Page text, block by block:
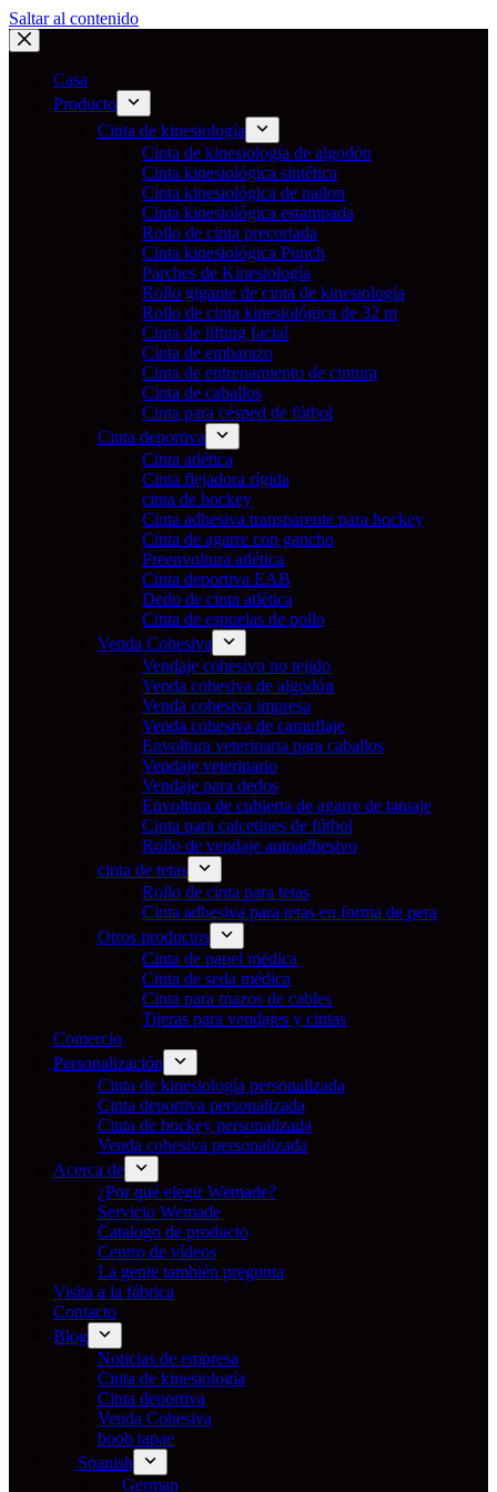
Saltar al contenido
Casa
Producto
Cinta de kinesiología
Cinta de kinesiología de algodón
Cinta kinesiológica sintética
Cinta kinesiológica de nailon
Cinta kinesiológica estampada
Rollo de cinta precortada
Cinta kinesiológica Punch
Parches de Kinesiología
Rollo gigante de cinta de kinesiología
Rollo de cinta kinesiológica de 32 m
Cinta de lifting facial
Cinta de embarazo
Cinta de entrenamiento de cintura
Cinta de caballos
Cinta para césped de fútbol
Cinta deportiva
Cinta atlética
Cinta flejadora rígida
cinta de hockey
Cinta adhesiva transparente para hockey
Cinta de agarre con gancho
Preenvoltura atlética
Cinta deportiva EAB
Dedo de cinta atlética
Cinta de espuelas de pollo
Venda Cohesiva
Vendaje cohesivo no tejido
Venda cohesiva de algodón
Venda cohesiva impresa
Venda cohesiva de camuflaje
Envoltura veterinaria para caballos
Vendaje veterinario
Vendaje para dedos
Envoltura de cubierta de agarre de tatuaje
Cinta para calcetines de fútbol
Rollo de vendaje autoadhesivo
cinta de tetas
Rollo de cinta para tetas
Cinta adhesiva para tetas en forma de pera
Otros productos
Cinta de papel médica
Cinta de seda médica
Cinta para mazos de cables
Tijeras para vendajes y cintas
Comercio
Personalización
Cinta de kinesiología personalizada
Cinta deportiva personalizada
Cinta de hockey personalizada
Venda cohesiva personalizada
Acerca de
¿Por qué elegir Wemade?
Servicio Wemade
Catalogo de producto
Centro de vídeos
La gente también pregunta
Visita a la fábrica
Contacto
Blog
Noticias de empresa
Cinta de kinesiología
Cinta deportiva
Venda Cohesiva
boob tapae
Spanish
German